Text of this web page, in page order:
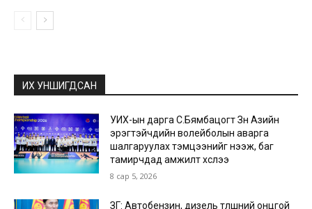
ИХ УНШИГДСАН
УИХ-ын дарга С.Бямбацогт Зүүн Азийн
эрэгтэйчүүдийн волейболын аварга
шалгаруулах тэмцээнийг нээж, баг
тамирчдад амжилт хүслээ
8 сар 5, 2026
ЗГ: Автобензин, дизель түлшний онцгой